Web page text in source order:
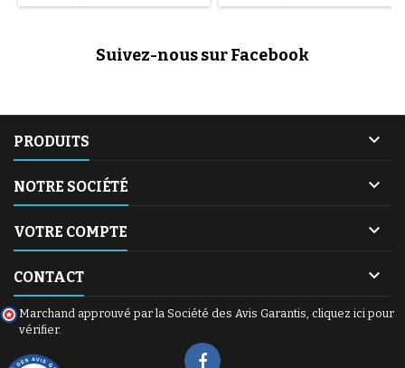
de percer la chambre à air.
Suivez-nous sur Facebook
PRODUITS 
NOTRE SOCIÉTÉ 
VOTRE COMPTE 
CONTACT 
Marchand approuvé par la Société des Avis Garantis, cliquez ici pour
vérifier.